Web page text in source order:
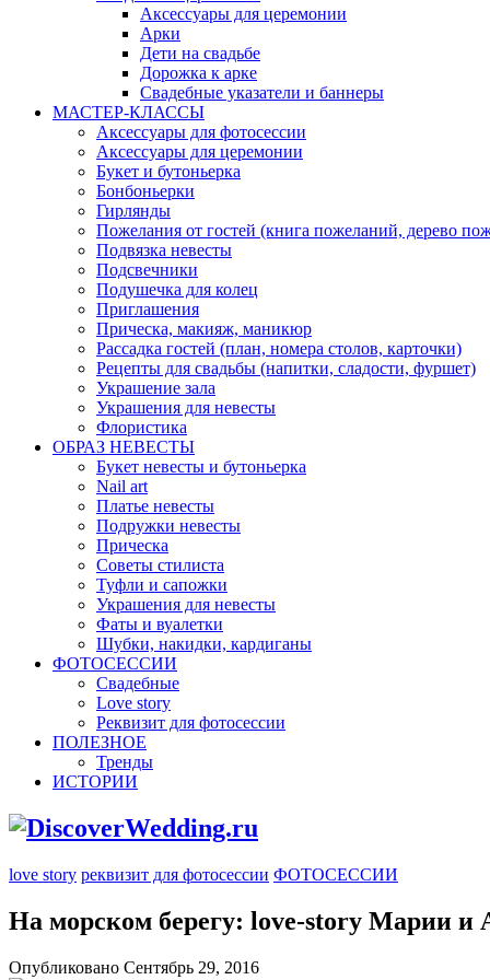
Аксессуары для церемонии
Арки
Дети на свадьбе
Дорожка к арке
Свадебные указатели и баннеры
МАСТЕР-КЛАССЫ
Аксессуары для фотосессии
Аксессуары для церемонии
Букет и бутоньерка
Бонбоньерки
Гирлянды
Пожелания от гостей (книга пожеланий, дерево
Подвязка невесты
Подсвечники
Подушечка для колец
Приглашения
Прическа, макияж, маникюр
Рассадка гостей (план, номера столов, карточки)
Рецепты для свадьбы (напитки, сладости, фуршет)
Украшение зала
Украшения для невесты
Флористика
ОБРАЗ НЕВЕСТЫ
Букет невесты и бутоньерка
Nail art
Платье невесты
Подружки невесты
Прическа
Советы стилиста
Туфли и сапожки
Украшения для невесты
Фаты и вуалетки
Шубки, накидки, кардиганы
ФОТОСЕССИИ
Свадебные
Love story
Реквизит для фотосессии
ПОЛЕЗНОЕ
Тренды
ИСТОРИИ
love story реквизит для фотосессии ФОТОСЕССИИ
На морском берегу: love-story Марии и
Опубликовано Сентябрь 29, 2016